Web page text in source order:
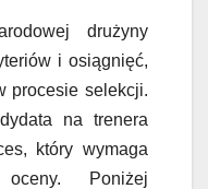
drużyny
i osiągnięć,
procesie selekcji.
na trenera
który wymaga
Poniżej